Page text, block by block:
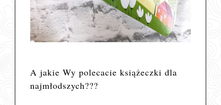
A jakie Wy polecacie książeczki dla
najmłodszych???